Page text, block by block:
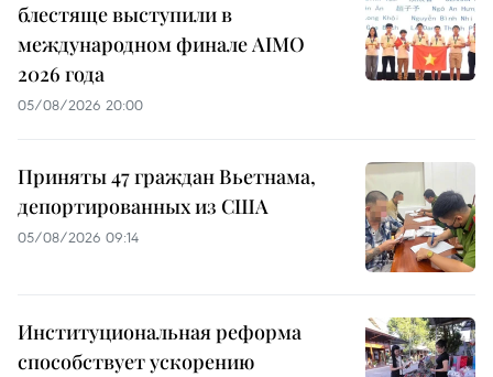
блестяще выступили в
международном финале AIMO
2026 года
05/08/2026 20:00
Приняты 47 граждан Вьетнама,
депортированных из США
05/08/2026 09:14
Институциональная реформа
способствует ускорению